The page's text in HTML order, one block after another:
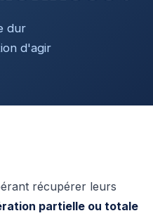
dur
d'agir
récupérer leurs
partielle ou totale